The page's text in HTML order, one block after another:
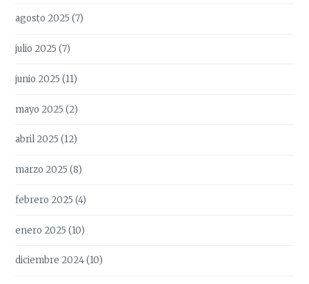
agosto 2025 (7)
julio 2025 (7)
junio 2025 (11)
mayo 2025 (2)
abril 2025 (12)
marzo 2025 (8)
febrero 2025 (4)
enero 2025 (10)
diciembre 2024(10)